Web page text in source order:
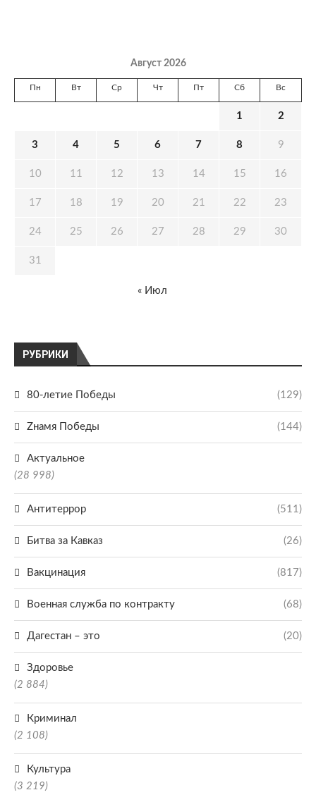
РУБРИКИ
80-летие Победы (129)
Zнамя Победы (144)
Актуальное
(28 998)
Антитеррор (511)
Битва за Кавказ (26)
Вакцинация (817)
Военная служба по контракту (68)
Дагестан – это (20)
Здоровье
(2 884)
Криминал
(2 108)
Культура
(3 219)
Август 2026
Пн Вт Ср Чт Пт Сб Вс
1 2
3 4 5 6 7 8 9
10 11 12 13 14 15 16
17 18 19 20 21 22 23
24 25 26 27 28 29 30
31
« Июл